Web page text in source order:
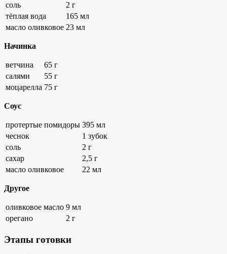
соль
2 г
тёплая вода
165 мл
масло оливковое 23 мл
Начинка
ветчина
65 г
салями
55 г
моцарелла 75 г
Соус
протертые помидоры 395 мл
чеснок
1 зубок
соль
2 г
сахар
2,5 г
масло оливковое
22 мл
Другое
оливковое масло 9 мл
орегано
2 г
Этапы готовки